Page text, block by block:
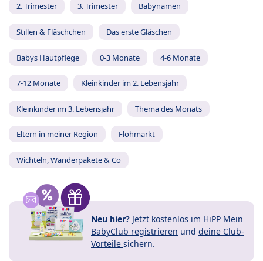
2. Trimester 3. Trimester Babynamen
Stillen & Fläschchen Das erste Gläschen
Babys Hautpflege 0-3 Monate 4-6 Monate
7-12 Monate Kleinkinder im 2. Lebensjahr
Kleinkinder im 3. Lebensjahr Thema des Monats
Eltern in meiner Region Flohmarkt
Wichteln, Wanderpakete & Co
Neu hier? Jetzt kostenlos im HiPP Mein
BabyClub registrieren und deine Club-
Vorteile sichern.